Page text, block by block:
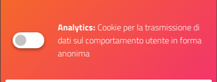
Analytics:Cookie per la trasmissione di
dati sul comportamento utente in forma
anonima